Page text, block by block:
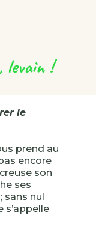
levain !
le
prend au
encore
son
ses
sans nul
s’appelle